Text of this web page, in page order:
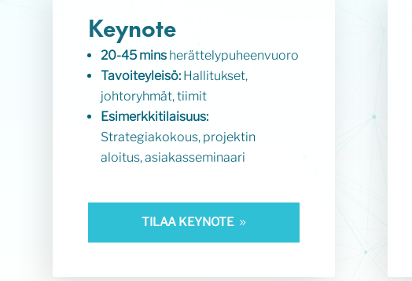
Keynote
20-45 mins herättelypuheenvuoro
Tavoiteyleisö: Hallitukset,
johtoryhmät, tiimit
Esimerkkitilaisuus:
Strategiakokous, projektin
aloitus, asiakasseminaari
TILAA KEYNOTE